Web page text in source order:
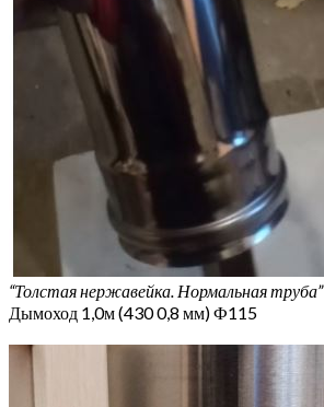
“Толстая нержавейка. Нормальная труба”
Дымоход 1,0м (430 0,8 мм) Ф115